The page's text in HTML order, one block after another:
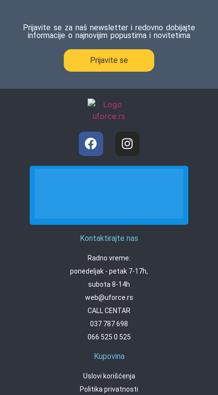
Prijavite se za naš newsletter i redovno dobijajte
informacije o najnovijim popustima i novitetima
Prijavite se
Kontaktirajte nas
Radno vreme:
ponedeljak - petak 7-17h,
subota 8-14h
web@uforce.rs
CALL CENTAR
037 787 698
066 525 0 525
Kupovina
Uslovi korišćenja
Politika privatnosti